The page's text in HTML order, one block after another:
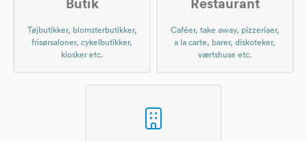
Tøjbutikker, blomsterbutikker,
frisørsaloner, cykelbutikker,
kiosker etc.
Caféer, take away, pizzeriaer,
a la carte, barer, diskoteker,
værtshuse etc.